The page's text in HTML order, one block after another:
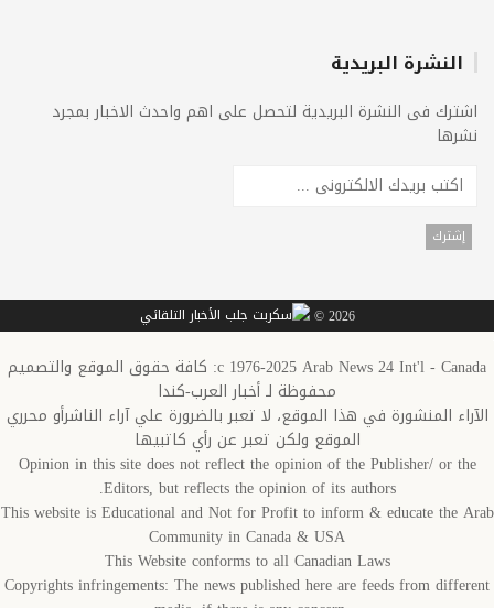
النشرة البريدية
اشترك فى النشرة البريدية لتحصل على اهم واحدث الاخبار بمجرد
نشرها
2026 ©
c 1976-2025 Arab News 24 Int'l - Canada: كافة حقوق الموقع والتصميم
محفوظة لـ أخبار العرب-كندا
الآراء المنشورة في هذا الموقع، لا تعبر بالضرورة علي آراء الناشرأو محرري
الموقع ولكن تعبر عن رأي كاتبيها
Opinion in this site does not reflect the opinion of the Publisher/ or the
Editors, but reflects the opinion of its authors.
This website is Educational and Not for Profit to inform & educate the Arab
Community in Canada & USA
This Website conforms to all Canadian Laws
Copyrights infringements: The news published here are feeds from different